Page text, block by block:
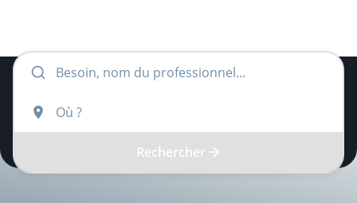
Rechercher